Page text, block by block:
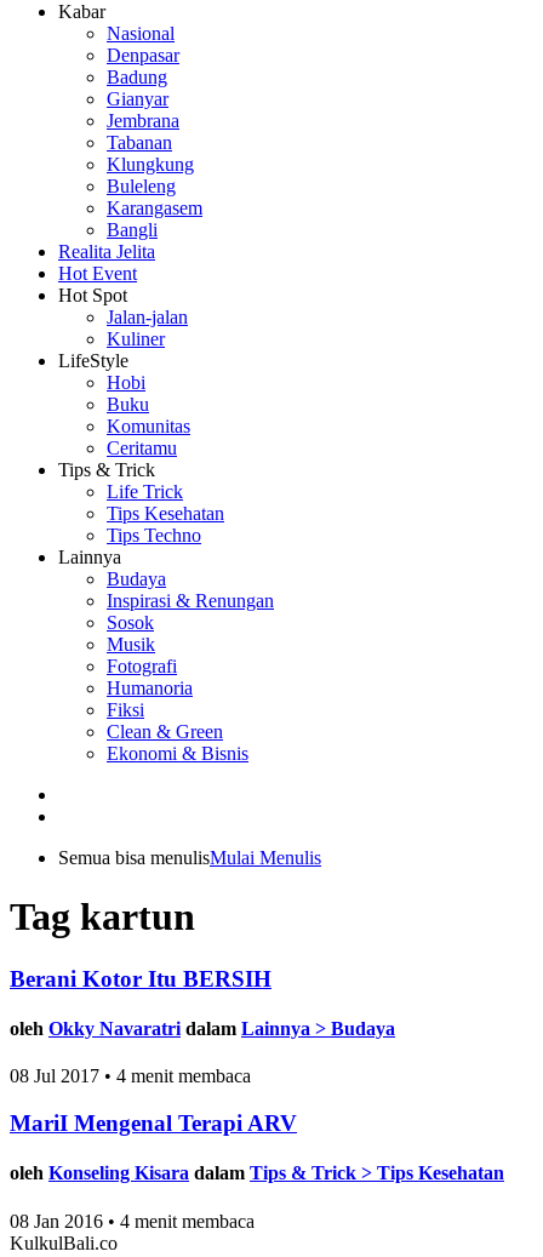
Kabar
Nasional
Denpasar
Badung
Gianyar
Jembrana
Tabanan
Klungkung
Buleleng
Karangasem
Bangli
Realita Jelita
Hot Event
Hot Spot
Jalan-jalan
Kuliner
LifeStyle
Hobi
Buku
Komunitas
Ceritamu
Tips & Trick
Life Trick
Tips Kesehatan
Tips Techno
Lainnya
Budaya
Inspirasi & Renungan
Sosok
Musik
Fotografi
Humanoria
Fiksi
Clean & Green
Ekonomi & Bisnis
Semua bisa menulisMulai Menulis
Tag kartun
Berani Kotor Itu BERSIH
oleh Okky Navaratri dalam Lainnya > Budaya
08 Jul 2017 • 4 menit membaca
MariI Mengenal Terapi ARV
oleh Konseling Kisara dalam Tips & Trick > Tips Kesehatan
08 Jan 2016 • 4 menit membaca
KulkulBali.co